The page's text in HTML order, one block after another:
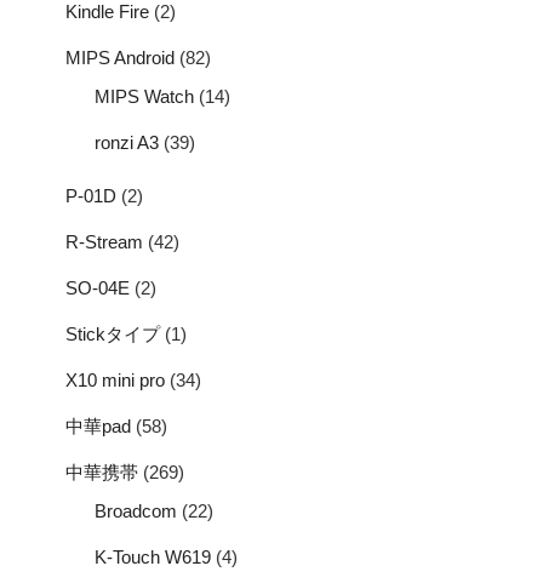
Kindle Fire (2)
MIPS Android (82)
MIPS Watch (14)
ronzi A3 (39)
P-01D (2)
R-Stream (42)
SO-04E (2)
Stickタイプ(1)
X10 mini pro (34)
中華pad (58)
中華携帯 (269)
Broadcom (22)
K-Touch W619 (4)